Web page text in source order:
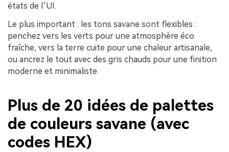
états de l’UI.
Le plus important : les tons savane sont flexibles :
penchez vers les verts pour une atmosphère éco
fraîche, vers la terre cuite pour une chaleur artisanale,
ou ancrez le tout avec des gris chauds pour une finition
moderne et minimaliste.
Plus de 20 idées de palettes
de couleurs savane (avec
codes HEX)